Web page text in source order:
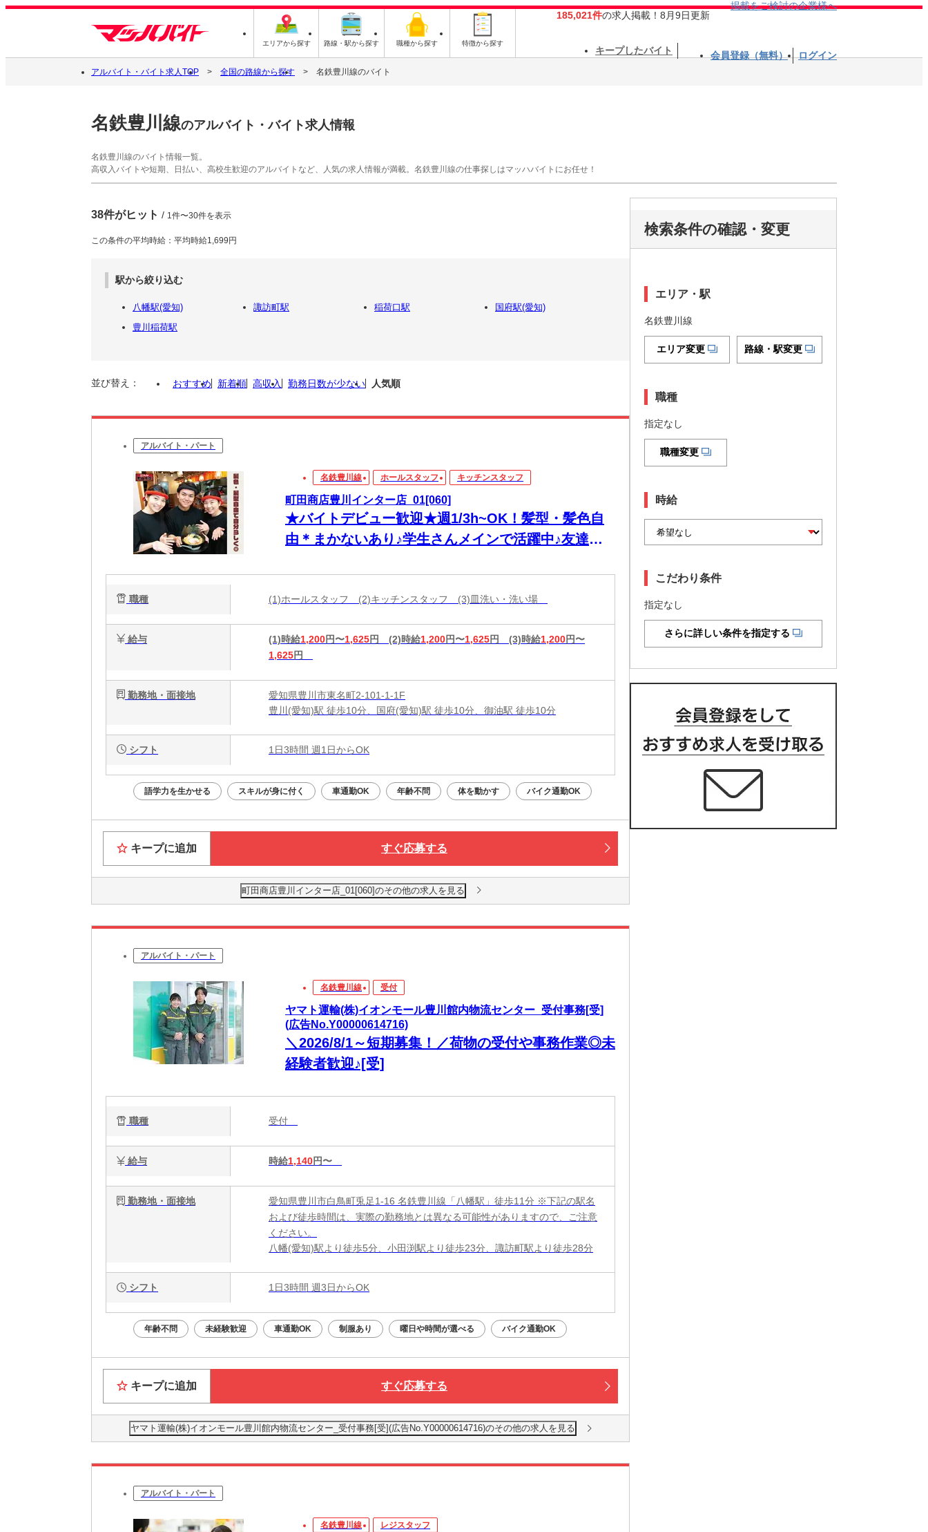
エリアから探す 路線・駅から探す 職種から探す 特徴から探す
185,021件の求人掲載！8月9日更新
掲載をご検討の企業様へ
キープしたバイト 会員登録（無料） ログイン
アルバイト・バイト求人TOP 全国の路線から探す 名鉄豊川線のバイト
名鉄豊川線のアルバイト・バイト求人情報
名鉄豊川線のバイト情報一覧。
高収入バイトや短期、日払い、高校生歓迎のアルバイトなど、人気の求人情報が満載。名鉄豊川線の仕事探しはマッハバイトにお任せ！
38件がヒット / 1件〜30件を表示
この条件の平均時給：平均時給1,699円
駅から絞り込む
八幡駅(愛知) 諏訪町駅 稲荷口駅
国府駅(愛知)
豊川稲荷駅
並び替え： おすすめ 新着順 高収入 勤務日数が少ない 人気順
アルバイト・パート
名鉄豊川線 ホールスタッフ キッチンスタッフ
町田商店豊川インター店_01[060]
★バイトデビュー歓迎★週1/3h~OK！髪型・髪色自
由＊まかないあり♪学生さんメインで活躍中♪友達と
職種 (1)ホールスタッフ (2)キッチンスタッフ (3)皿洗い・洗い場
給与 (1)時給1,200円〜1,625円 (2)時給1,200円〜1,625円 (3)時給1,200円〜
1,625円
勤務地・面接地
愛知県豊川市東名町2-101-1-1F
豊川(愛知)駅 徒歩10分、国府(愛知)駅 徒歩10分、御油駅 徒歩10分
シフト 1日3時間 週1日からOK
語学力を生かせる スキルが身に付く 車通勤OK 年齢不問 体を動かす バイク通勤OK
キープに追加 すぐ応募する
町田商店豊川インター店_01[060]のその他の求人を見る
アルバイト・パート
名鉄豊川線 受付
ヤマト運輸(株)イオンモール豊川館内物流センター_受付事務[受]
(広告No.Y00000614716)
＼2026/8/1～短期募集！／荷物の受付や事務作業◎未
経験者歓迎♪[受]
職種 受付
給与 時給1,140円〜
勤務地・面接地
愛知県豊川市白鳥町兎足1-16 名鉄豊川線「八幡駅」徒歩11分 ※下記の駅名
および徒歩時間は、実際の勤務地とは異なる可能性がありますので、ご注意
ください。
八幡(愛知)駅より徒歩5分、小田渕駅より徒歩23分、諏訪町駅より徒歩28分
シフト 1日3時間 週3日からOK
年齢不問 未経験歓迎 車通勤OK 制服あり 曜日や時間が選べる バイク通勤OK
キープに追加 すぐ応募する
ヤマト運輸(株)イオンモール豊川館内物流センター_受付事務[受](広告No.Y00000614716)のその他の求人を見る
アルバイト・パート
名鉄豊川線 レジスタッフ
検索条件の確認・変更
エリア・駅
名鉄豊川線
エリア変更 路線・駅変更
職種
指定なし
職種変更
時給
こだわり条件
指定なし
さらに詳しい条件を指定する